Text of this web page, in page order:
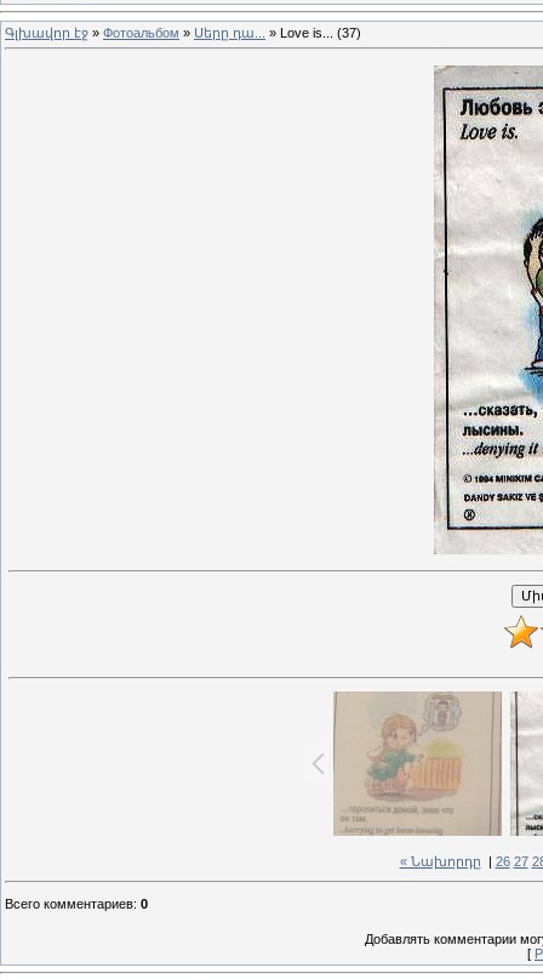
Գլխավոր էջ » Фотоальбом » Սերը դա... » Love is... (37)
« Նախորդը 26 27
Всего комментариев: 0
Добавлять комментарии
[